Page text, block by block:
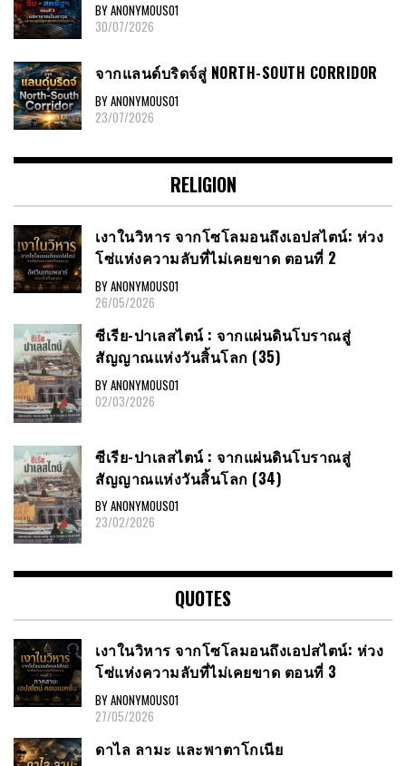
BY ANONYMOUS01
30/07/2026
จากแลนด์บริดจ์สู่ NORTH-SOUTH CORRIDOR
BY ANONYMOUS01
23/07/2026
RELIGION
เงาในวิหาร จากโซโลมอนถึงเอปสไตน์: ห่วง
โซ่แห่งความลับที่ไม่เคยขาด ตอนที่ 2
BY ANONYMOUS01
26/05/2026
ซีเรีย​-ปาเลสไตน์​ : จากแผ่นดินโบราณสู่
สัญญาณ​แห่งวันสิ้นโลก​ (35)
BY ANONYMOUS01
02/03/2026
ซีเรีย​-ปาเลสไตน์​ : จากแผ่นดินโบราณสู่
สัญญาณ​แห่งวันสิ้นโลก​ (34)
BY ANONYMOUS01
23/02/2026
QUOTES
เงาในวิหาร จากโซโลมอนถึงเอปสไตน์: ห่วง
โซ่แห่งความลับที่ไม่เคยขาด ตอนที่ 3
BY ANONYMOUS01
27/05/2026
ดาไล ลามะ และพาตาโกเนีย